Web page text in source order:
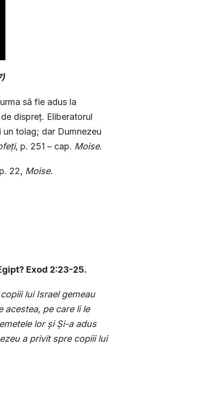
să fie adus la
dispreț. Eliberatorul
toiag; dar Dumnezeu
ți, p. 251 – cap. Moise.
22, Moise.
Exod 2:23-25.
lui Israel gemeau
acestea, pe care li le
lorșiȘi-a adus
a privit spre copiii lui